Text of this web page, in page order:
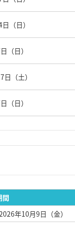
（日）
（日）
（土）
（日）
間
年10月9日（金）